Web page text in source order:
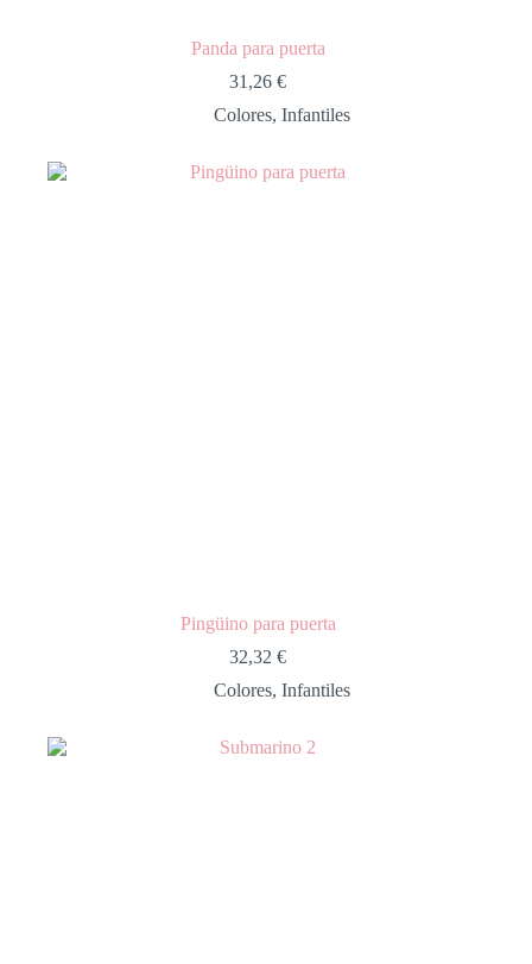
Panda para puerta
31,26€
Colores, Infantiles
Pingüino para puerta
32,32€
Colores, Infantiles